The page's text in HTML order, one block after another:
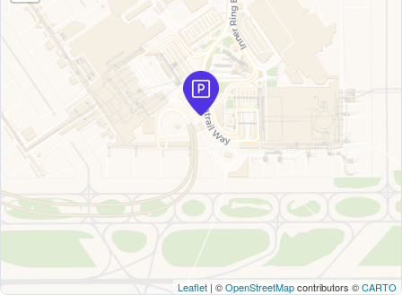
Leaflet | ©OpenStreetMapcontributors ©CARTO